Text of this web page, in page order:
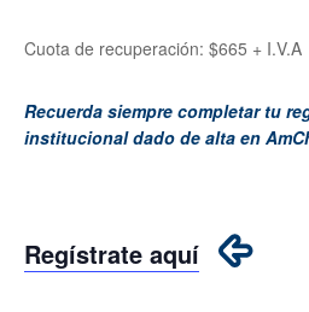
Cuota de recuperación: $665 + I.V.A
Recuerda siempre completar tu
institucional dado de alta en
Regístrate aquí